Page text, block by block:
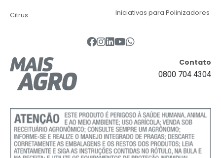
Citrus Iniciativas para Polinizadores
Contato
0800 704 4304